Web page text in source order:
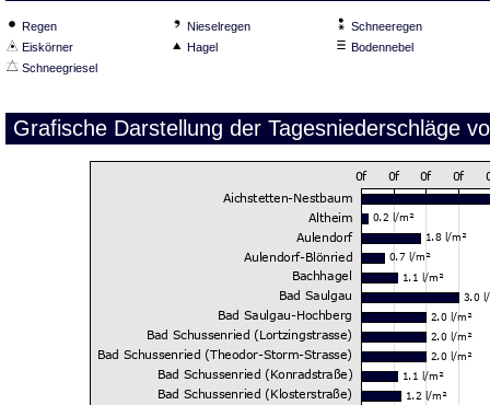
Regen Nieselregen
Schneeregen
Eiskörner
Hagel
Bodennebel
Schneegriesel
Grafische Darstellung der Tagesniederschläge